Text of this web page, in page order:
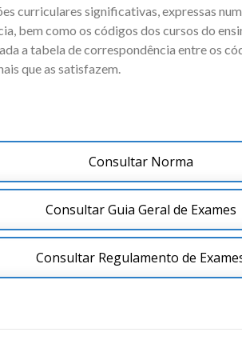
curriculares significativas, expressas
bem como os códigos dos cursos do
a tabela de correspondência entre os
que as satisfazem.
Consultar Norma
Consultar Guia Geral de Exames
Consultar Regulamento de